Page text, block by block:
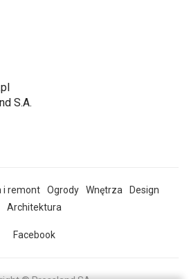
S.A.
i remont Ogrody Wnętrza
Design
Architektura
Facebook